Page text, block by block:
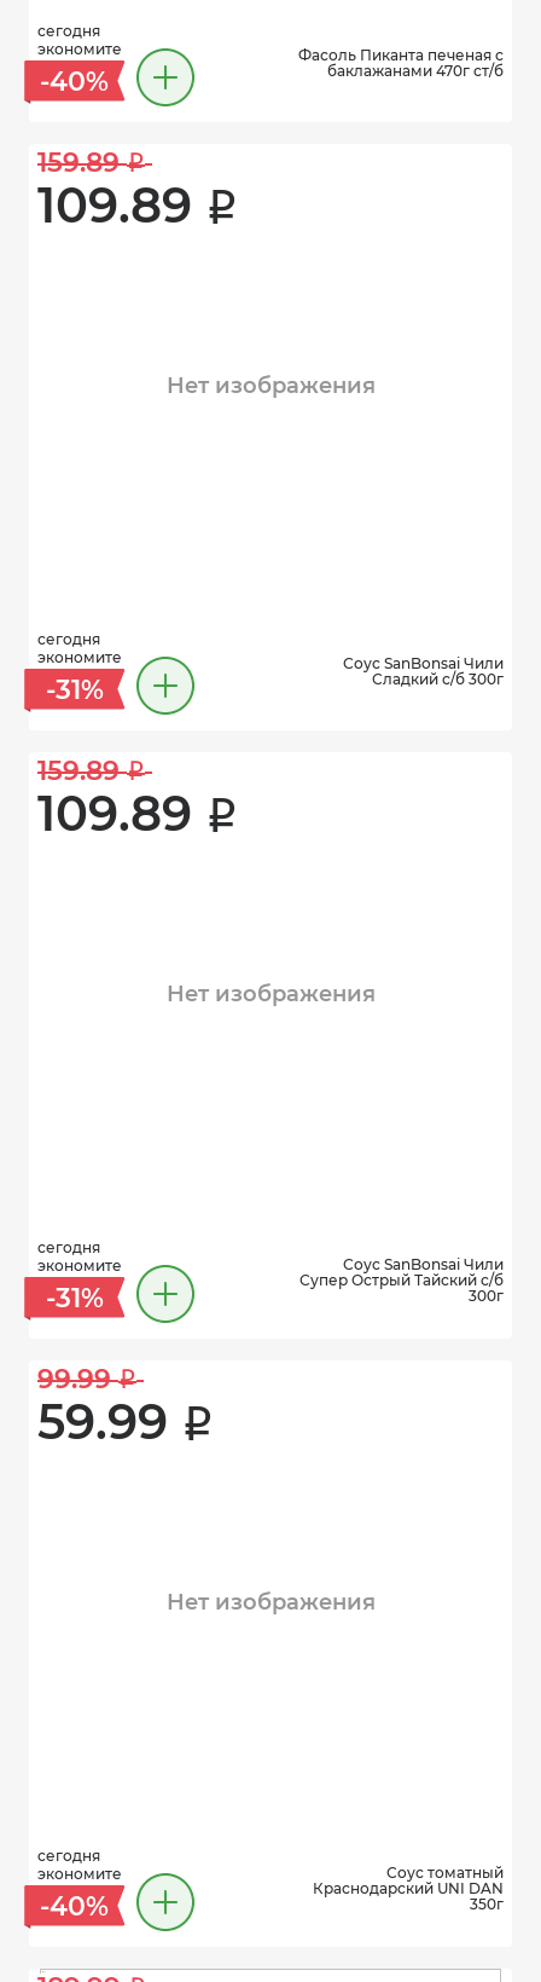
сегодня
экономите
-40%
Фасоль Пиканта печеная с
баклажанами 470г ст/б
159.89 i
109.89 i
Нет изображения
сегодня
экономите
-31%
Соус SanBonsai Чили
Сладкий с/б 300г
159.89 i
109.89 i
Нет изображения
сегодня
экономите
-31%
Соус SanBonsai Чили
Супер Острый Тайский с/б
300г
99.99 i
59.99 i
Нет изображения
сегодня
экономите
-40%
Соус томатный
Краснодарский UNI DAN
350г